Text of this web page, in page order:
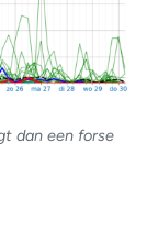
dan een forse